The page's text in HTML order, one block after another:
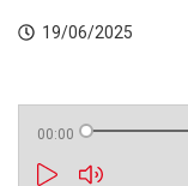
19/06/2025
00:00